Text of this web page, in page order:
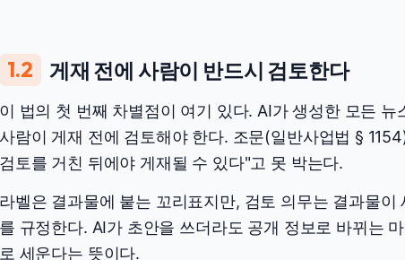
1.2 게재 전에 사람이 반드시 검토한다
이 법의 첫 번째 차별점이 여기 있다. AI가 생성한 모든 뉴
사람이 게재 전에 검토해야 한다. 조문(일반사업법 §
검토를 거친 뒤에야 게재될 수 있다"고 못 박는다.
라벨은 결과물에 붙는 꼬리표지만, 검토 의무는 결과물이
를 규정한다. AI가 초안을 쓰더라도 공개 정보로 바뀌는
로 세운다는 뜻이다.